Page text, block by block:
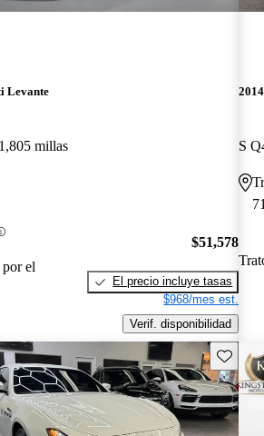
Levante
millas
el
$51,578
El precio incluye tasas
$968/mes est.
Verif. disponibilidad
S
Guarda